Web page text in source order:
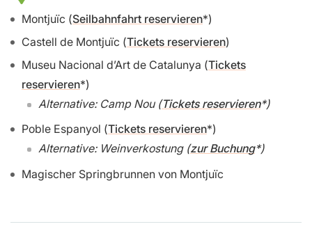
Montjuïc (Seilbahnfahrt reservieren )
Castell de Montjuïc (Tickets reservieren)
Museu Nacional d’Art de Catalunya (Tickets
reservieren )
Alternative: Camp Nou (Tickets reservieren )
Poble Espanyol (Tickets reservieren )
Alternative: Weinverkostung (zur Buchung )
Magischer Springbrunnen von Montjuïc